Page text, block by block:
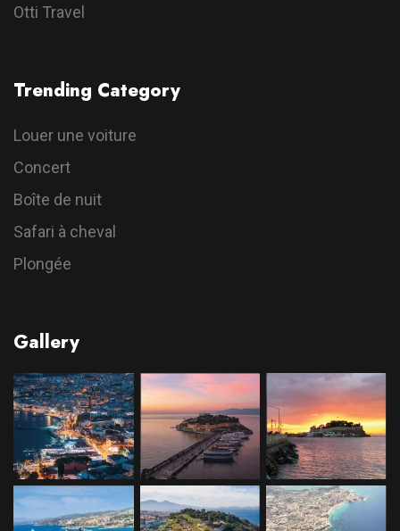
Otti Travel
Trending Category
Louer une voiture
Concert
Boîte de nuit
Safari à cheval
Plongée
Gallery